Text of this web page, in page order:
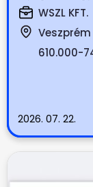
WSZL KFT.
Veszprém
610.000-
2026. 07. 22.